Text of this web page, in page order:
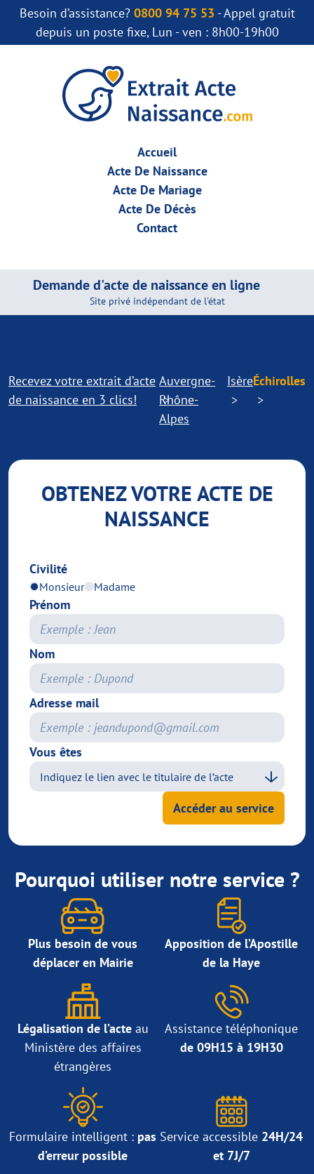
Besoin d’assistance? 0800 94 75 53 - Appel gratuit
depuis un poste fixe, Lun - ven : 8h00-19h00
Accueil
Acte De Naissance
Acte De Mariage
Acte De Décès
Contact
Demande d'acte de naissance en ligne
Site privé indépendant de l'état
Recevez votre extrait d’acte
de naissance en 3 clics!
Auvergne-
Rhône-
Alpes
IsèreÉchirolles
OBTENEZ VOTRE ACTE DE
NAISSANCE
Civilité
Monsieur Madame
Prénom
Nom
Adresse mail
Vous êtes
Accéder au service
Pourquoi utiliser notre service ?
Plus besoin de vous
déplacer en Mairie
Apposition de l’Apostille
de la Haye
Légalisation de l’acteau
Ministère des affaires
étrangères
Assistance téléphonique
de 09H15 à 19H30
Formulaire intelligent : pas
d’erreur possible
Service accessible 24H/24
et 7J/7